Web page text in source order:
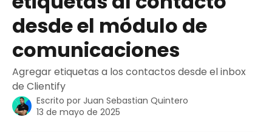
desde el módulo de
comunicaciones
Agregar etiquetas a los contactos desde el inbox
de Clientify
Escrito por Juan Sebastian Quintero
13 de mayo de 2025